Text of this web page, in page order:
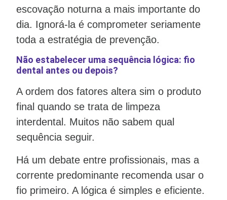
escovação noturna a mais importante do
dia. Ignorá-la é comprometer seriamente
toda a estratégia de prevenção.
Não estabelecer uma sequência lógica: fio
dental antes ou depois?
A ordem dos fatores altera sim o produto
final quando se trata de limpeza
interdental. Muitos não sabem qual
sequência seguir.
Há um debate entre profissionais, mas a
corrente predominante recomenda usar o
fio primeiro. A lógica é simples e eficiente.